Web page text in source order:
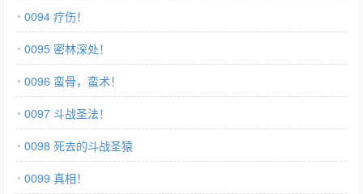
0094 疗伤！
0095 密林深处！
0096 蛮骨，蛮术！
0097 斗战圣法！
0098 死去的斗战圣猿
0099 真相！